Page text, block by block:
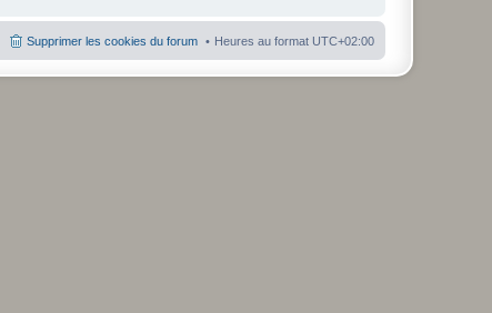
Heures au format UTC+02:00
Supprimer les cookies du forum